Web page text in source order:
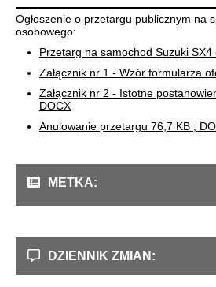
Ogłoszenie o przetargu publicznym na
osobowego:
Przetarg na samochod Suzuki SX4
Załącznik nr 1 - Wzór formularza
Załącznik nr 2 - Istotne
DOCX
Anulowanie przetargu 76,7 KB ,
METKA:
DZIENNIK ZMIAN: